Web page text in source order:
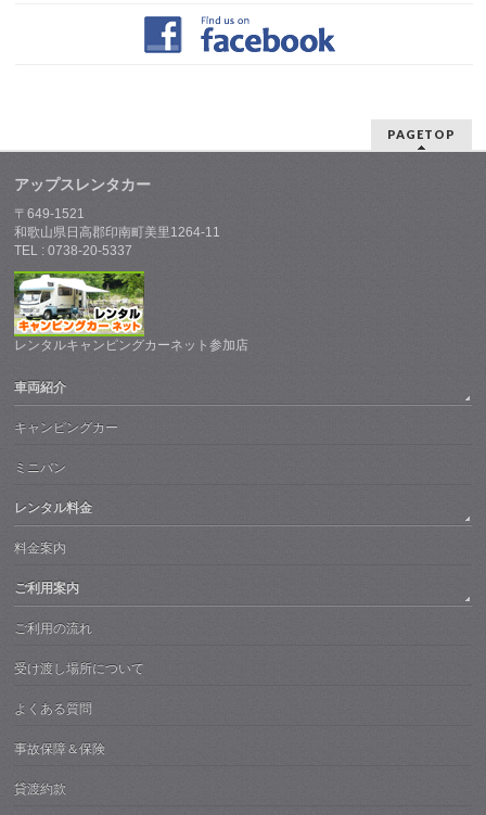
PAGETOP
アップスレンタカー
〒649-1521
和歌山県日高郡印南町美里1264-11
TEL : 0738-20-5337
レンタルキャンピングカーネット参加店
車両紹介
キャンピングカー
ミニバン
レンタル料金
料金案内
ご利用案内
ご利用の流れ
受け渡し場所について
よくある質問
事故保障＆保険
貸渡約款